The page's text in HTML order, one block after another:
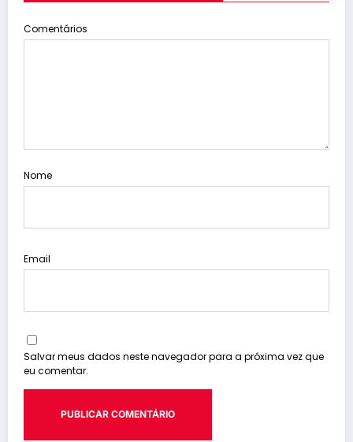
Comentários
Nome
Email
Salvar meus dados neste navegador para a próxima vez que
eu comentar.